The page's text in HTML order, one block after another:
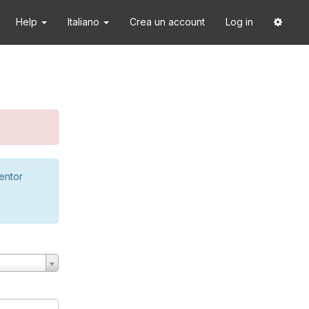
Help Italiano Crea un account Log in